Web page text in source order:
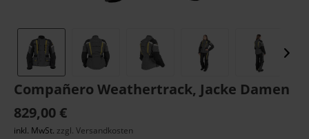
Compañero Weathertrack, Jacke Damen
829,00 €
inkl. MwSt. zzgl. Versandkosten